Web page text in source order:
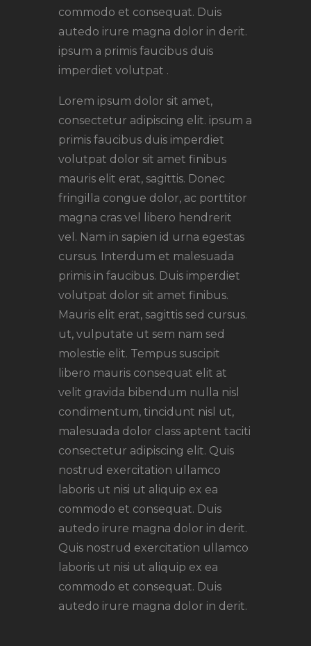
commodo et consequat. Duis
autedo irure magna dolor in derit.
ipsum a primis faucibus duis
imperdiet volutpat .
Lorem ipsum dolor sit amet,
consectetur adipiscing elit. ipsum a
primis faucibus duis imperdiet
volutpat dolor sit amet finibus
mauris elit erat, sagittis. Donec
fringilla congue dolor, ac porttitor
magna cras vel libero hendrerit
vel. Nam in sapien id urna egestas
cursus. Interdum et malesuada
primis in faucibus. Duis imperdiet
volutpat dolor sit amet finibus.
Mauris elit erat, sagittis sed cursus.
ut, vulputate ut sem nam sed
molestie elit. Tempus suscipit
libero mauris consequat elit at
velit gravida bibendum nulla nisl
condimentum, tincidunt nisl ut,
malesuada dolor class aptent taciti
consectetur adipiscing elit. Quis
nostrud exercitation ullamco
laboris ut nisi ut aliquip ex ea
commodo et consequat. Duis
autedo irure magna dolor in derit.
Quis nostrud exercitation ullamco
laboris ut nisi ut aliquip ex ea
commodo et consequat. Duis
autedo irure magna dolor in derit.